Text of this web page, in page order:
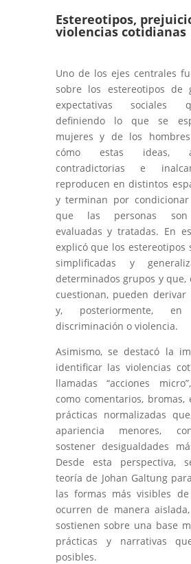
Estereotipos,
violencias cotidianas
Uno de los ejes centrales
sobre los estereotipos de
expectativas sociales
definiendo lo que se
mujeres y de los
cómo estas ideas,
contradictorias e
reproducen en distintos
y terminan por
que las personas son
evaluadas y tratadas. En
explicó que los estereotipos
simplificadas y
determinados grupos y que,
cuestionan, pueden derivar
y, posteriormente,
discriminación o violencia.
Asimismo, se destacó la
identificar las violencias
llamadas “acciones
como comentarios, bromas,
prácticas normalizadas
apariencia menores,
sostener desigualdades
Desde esta perspectiva,
teoría de Johan Galtung
las formas más visibles
ocurren de manera
sostienen sobre una base
prácticas y narrativas
posibles.